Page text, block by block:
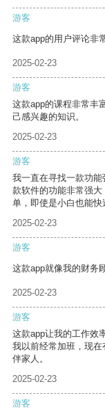
游客
这款app的用户评论非
2025-02-23
游客
这款app的课程非常丰
己感兴趣的知识。
2025-02-23
游客
我一直在寻找一款功
款软件的功能非常强
单，即使是小白也能快
2025-02-23
游客
这款app就像我的财务
2025-02-23
游客
这款app让我的工作效
我以前经常加班，现
伴家人。
2025-02-23
游客